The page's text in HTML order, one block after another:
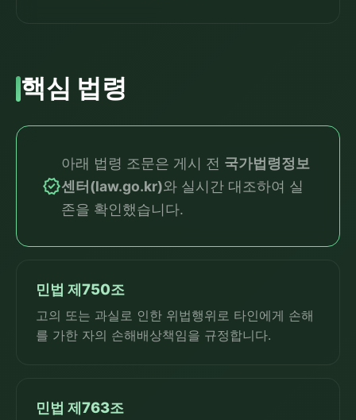
핵심 법령
verified
아래 법령 조문은 게시 전 국가법령정보
센터(law.go.kr)와 실시간 대조하여 실
존을 확인했습니다.
민법 제750조
고의 또는 과실로 인한 위법행위로 타인에게 손해
를 가한 자의 손해배상책임을 규정합니다.
민법 제763조